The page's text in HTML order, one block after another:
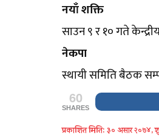
नयाँ शक्ति
साउन ९ र १० गते
नेकपा
स्थायी समिति बैठक
60
SHARES
प्रकाशित मिति: ३० असार २०७४,